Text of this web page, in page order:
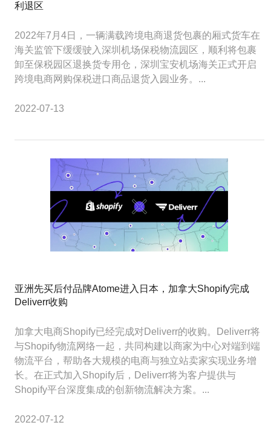
利退区
2022年7月4日，一辆满载跨境电商退货包裹的厢式货车在
海关监管下缓缓驶入深圳机场保税物流园区，顺利将包裹
卸至保税园区退换货专用仓，深圳宝安机场海关正式开启
跨境电商网购保税进口商品退货入园业务。...
2022-07-13
亚洲先买后付品牌Atome进入日本，加拿大Shopify完成
Deliverr收购
加拿大电商Shopify已经完成对Deliverr的收购。Deliverr将
与Shopify物流网络一起，共同构建以商家为中心对端到端
物流平台，帮助各大规模的电商与独立站卖家实现业务增
长。在正式加入Shopify后，Deliverr将为客户提供与
Shopify平台深度集成的创新物流解决方案。...
2022-07-12